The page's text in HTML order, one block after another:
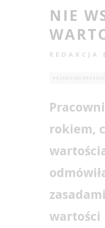
NIE
REDAKCJA
PRZEDSIĘBIORCZOŚĆ
rokiem,
wartości